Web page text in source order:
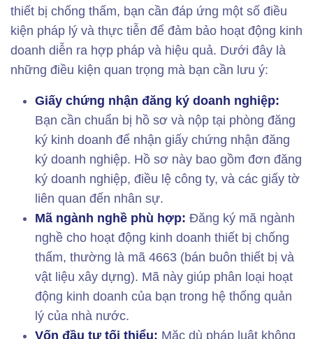
thiết bị chống thấm, bạn cần đáp ứng một số điều
kiện pháp lý và thực tiễn để đảm bảo hoạt động kinh
doanh diễn ra hợp pháp và hiệu quả. Dưới đây là
những điều kiện quan trọng mà bạn cần lưu ý:
Giấy chứng nhận đăng ký doanh nghiệp:
Bạn cần chuẩn bị hồ sơ và nộp tại phòng đăng
ký kinh doanh để nhận giấy chứng nhận đăng
ký doanh nghiệp. Hồ sơ này bao gồm đơn đăng
ký doanh nghiệp, điều lệ công ty, và các giấy tờ
liên quan đến nhân sự.
Mã ngành nghề phù hợp: Đăng ký mã ngành
nghề cho hoạt động kinh doanh thiết bị chống
thấm, thường là mã 4663 (bán buôn thiết bị và
vật liệu xây dựng). Mã này giúp phân loại hoạt
động kinh doanh của bạn trong hệ thống quản
lý của nhà nước.
Vốn đầu tư tối thiểu: Mặc dù pháp luật không